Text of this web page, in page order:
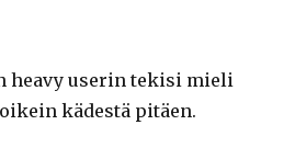
heavy userin tekisi mieli
kädestä pitäen.